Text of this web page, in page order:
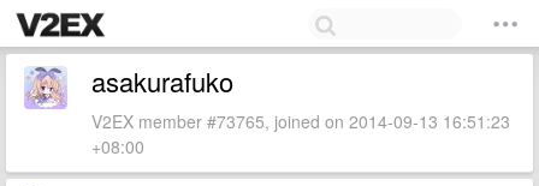
asakurafuko
V2EX member #73765, joined on 2014-09-13 16:51:23
+08:00